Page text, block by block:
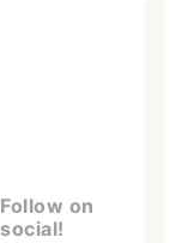
Follow on
social!